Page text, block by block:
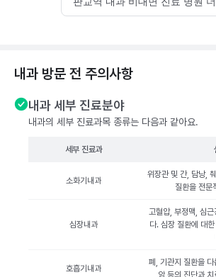
내과 방문 전 주의사항
내과 세부 진료분야
내과의 세부 진료과목 종류는 다음과 같아요.
세부 진료과
소화기내과
위장관 및 간, 담낭,
질환을 전문
심장내과
고혈압, 부정맥, 심근
다. 심장 질환에 대
호흡기내과
폐, 기관지 질환을
암 등의 진단과